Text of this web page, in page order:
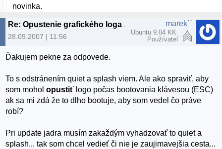
novinka.
Re: Opustenie grafického loga pri bootovaní?
28.09.2007 | 11:56
marek``
Ubuntu 9.04 KK
Používateľ
Ďakujem pekne za odpovede.
To s odstránením quiet a splash viem. Ale ako spraviť, aby
som moholopustiť logo počas bootovania klávesou (ESC)
ak sa mi zdá že to dlho bootuje, aby som vedel čo práve
robí?
Pri update jadra musím zakaždým vyhadzovať to quiet a
splash... tak som chcel vedieť či nie je zaujimavejšia cesta...